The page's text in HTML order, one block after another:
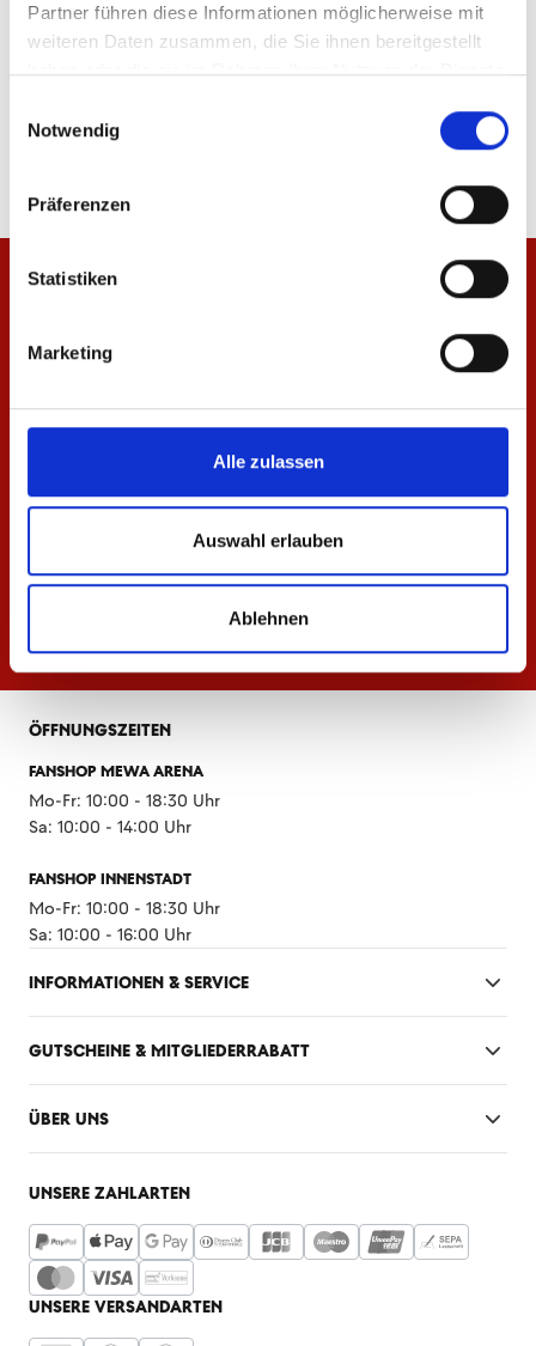
Partner führen diese Informationen möglicherweise mit
weiteren Daten zusammen, die Sie ihnen bereitgestellt
haben oder die sie im Rahmen Ihrer Nutzung der Dienste
Notwendig
Präferenzen
Statistiken
Marketing
Alle zulassen
Auswahl erlauben
Ablehnen
ÖFFNUNGSZEITEN
FANSHOP MEWA ARENA
Mo-Fr: 10:00 - 18:30 Uhr
Sa: 10:00 - 14:00 Uhr
FANSHOP INNENSTADT
Mo-Fr: 10:00 - 18:30 Uhr
Sa: 10:00 - 16:00 Uhr
INFORMATIONEN & SERVICE
GUTSCHEINE & MITGLIEDERRABATT
ÜBER UNS
UNSERE ZAHLARTEN
UNSERE VERSANDARTEN